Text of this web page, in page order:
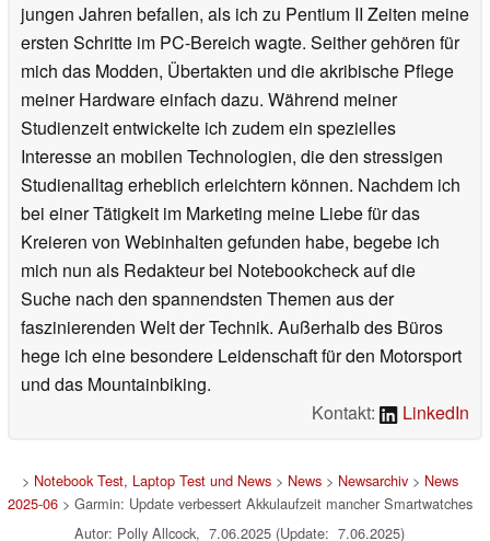
jungen Jahren befallen, als ich zu Pentium II Zeiten meine
ersten Schritte im PC-Bereich wagte. Seither gehören für
mich das Modden, Übertakten und die akribische Pflege
meiner Hardware einfach dazu. Während meiner
Studienzeit entwickelte ich zudem ein spezielles
Interesse an mobilen Technologien, die den stressigen
Studienalltag erheblich erleichtern können. Nachdem ich
bei einer Tätigkeit im Marketing meine Liebe für das
Kreieren von Webinhalten gefunden habe, begebe ich
mich nun als Redakteur bei Notebookcheck auf die
Suche nach den spannendsten Themen aus der
faszinierenden Welt der Technik. Außerhalb des Büros
hege ich eine besondere Leidenschaft für den Motorsport
und das Mountainbiking.
Kontakt:
LinkedIn
> Notebook Test, Laptop Test und News> News> Newsarchiv> News
2025-06> Garmin: Update verbessert Akkulaufzeit mancher Smartwatches
Autor: Polly Allcock, 7.06.2025 (Update: 7.06.2025)